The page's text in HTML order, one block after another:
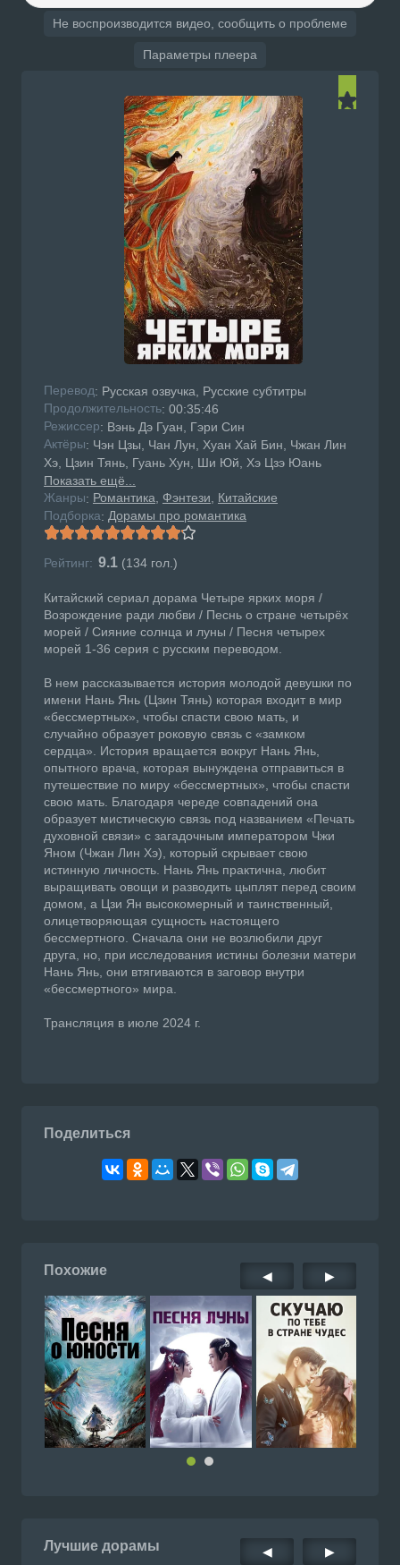
Не воспроизводится видео, сообщить о проблеме
Параметры плеера
Перевод: Русская озвучка, Русские субтитры
Продолжительность: 00:35:46
Режисcер: Вэнь Дэ Гуан, Гэри Син
Актёры: Чэн Цзы, Чан Лун, Хуан Хай Бин, Чжан Лин
Хэ, Цзин Тянь, Гуань Хун, Ши Юй, Хэ Цзэ Юань
Показать ещё...
Жанры: Романтика Фэнтези
Китайские
Подборка: Дорамы про романтика
Рейтинг: 9.1 (134 гол.)
Китайский сериал дорама Четыре ярких моря /
Возрождение ради любви / Песнь о стране четырёх
морей / Сияние солнца и луны / Песня четырех
морей 1-36 серия с русским переводом.
В нем рассказывается история молодой девушки по
имени Нань Янь (Цзин Тянь) которая входит в мир
«бессмертных», чтобы спасти свою мать, и
случайно образует роковую связь с «замком
сердца». История вращается вокруг Нань Янь,
опытного врача, которая вынуждена отправиться в
путешествие по миру «бессмертных», чтобы спасти
свою мать. Благодаря череде совпадений она
образует мистическую связь под названием «Печать
духовной связи» с загадочным императором Чжи
Яном (Чжан Лин Хэ), который скрывает свою
истинную личность. Нань Янь практична, любит
выращивать овощи и разводить цыплят перед своим
домом, а Цзи Ян высокомерный и таинственный,
олицетворяющая сущность настоящего
бессмертного. Сначала они не возлюбили друг
друга, но, при исследования истины болезни матери
Нань Янь, они втягиваются в заговор внутри
«бессмертного» мира.
Трансляция в июле 2024 г.
Поделиться
Похожие ◀ ▶
Лучшие дорамы ◀ ▶